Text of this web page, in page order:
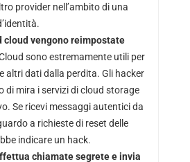
provider nell’ambito di una
cloud vengono reimpostate
sono estremamente utili per
altri dati dalla perdita. Gli hacker
di mira i servizi di cloud storage
Se ricevi messaggi autentici da
a richieste di reset delle
indicare un hack.
chiamate segrete e invia